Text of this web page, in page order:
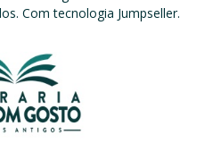
Com tecnologia Jumpseller.